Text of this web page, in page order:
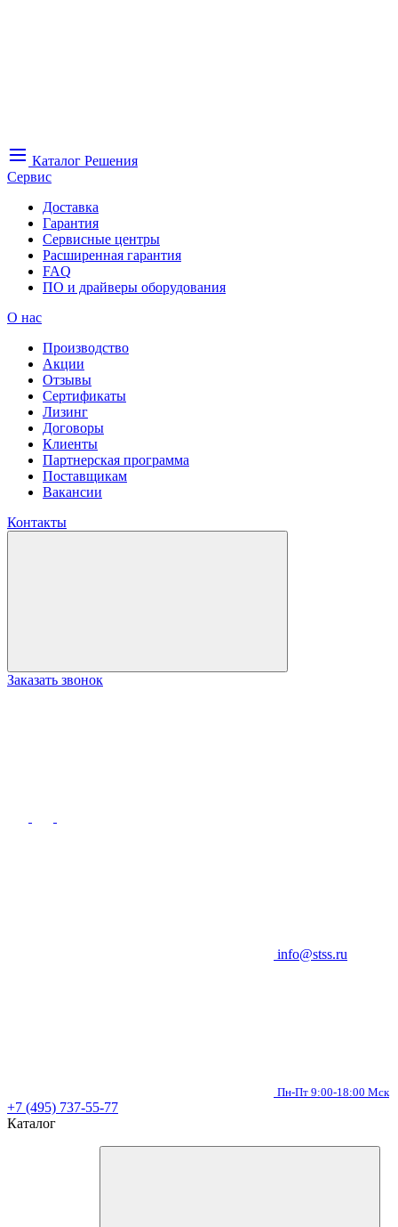
Каталог Решения
Сервис
Доставка
Гарантия
Сервисные центры
Расширенная гарантия
FAQ
ПО и драйверы оборудования
О нас
Производство
Акции
Отзывы
Сертификаты
Лизинг
Договоры
Клиенты
Партнерская программа
Поставщикам
Вакансии
Контакты
Заказать звонок
info@stss.ru
Пн-Пт 9:00-18:00 Мск
+7 (495) 737-55-77
Каталог